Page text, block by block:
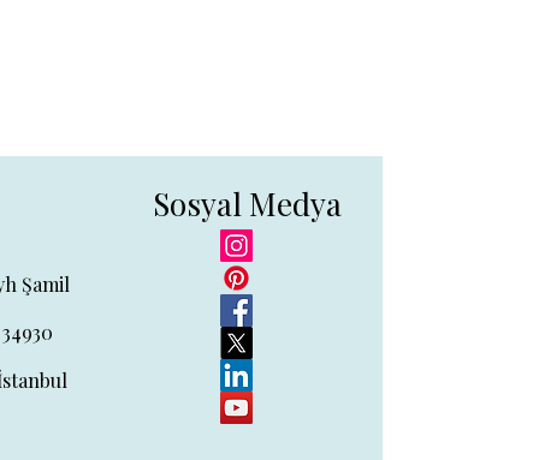
Şamil
Sosyal Medya